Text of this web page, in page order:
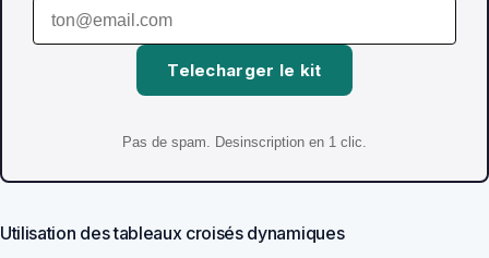
Telecharger le kit
Pas de spam. Desinscription en 1 clic.
Utilisation des tableaux croisés dynamiques